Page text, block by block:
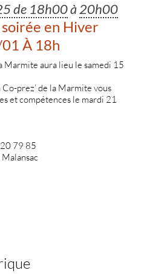
de 18h00à20h00
en Hiver
À 18h
Marmite aura lieu le samedi 15
prez’ de la Marmite vous
et compétences le mardi 21
79 85